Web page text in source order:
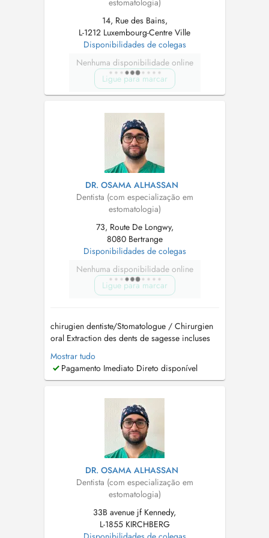
estomatologia)
14, Rue des Bains,
L-1212 Luxembourg-Centre Ville
Disponibilidades de colegas
Nenhuma disponibilidade online
Ligue para marcar
DR. OSAMA ALHASSAN
Dentista (com especialização em
estomatologia)
73, Route De Longwy,
8080 Bertrange
Disponibilidades de colegas
Nenhuma disponibilidade online
Ligue para marcar
chirugien dentiste/Stomatologue / Chirurgien
oral Extraction des dents de sagesse incluses
Implantologie et greffes osseuses (Sinus lift)
Traitement des troubles de larticulation
temporo-mandibulaire (ATM) Pathologies
Prise en charge d...
Mostrar tudo
Pagamento Imediato Direto disponível
DR. OSAMA ALHASSAN
Dentista (com especialização em
estomatologia)
33B avenue jf Kennedy,
L-1855 KIRCHBERG